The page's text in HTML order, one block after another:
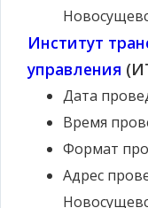
Институт
управления
Дата
Время
Формат
Адрес